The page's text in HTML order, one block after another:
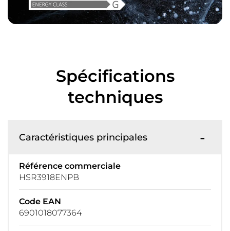
Spécifications
techniques
Caractéristiques principales
Référence commerciale
HSR3918ENPB
Code EAN
6901018077364